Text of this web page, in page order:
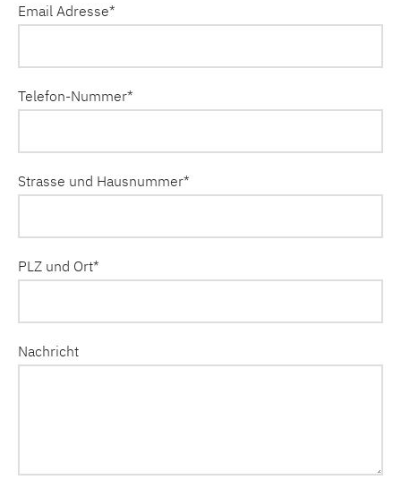
Email Adresse*
Telefon-Nummer*
Strasse und Hausnummer*
PLZ und Ort*
Nachricht